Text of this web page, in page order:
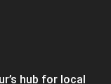
hub for local